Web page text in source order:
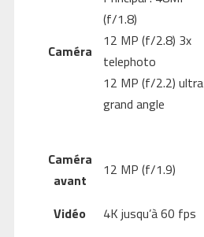
Caméra
(f/1.8)
12 MP (f/2.8) 3x
telephoto
12 MP (f/2.2) ultra
grand angle
Caméra
avant
12 MP (f/1.9)
Vidéo 4K jusqu’à 60 fps